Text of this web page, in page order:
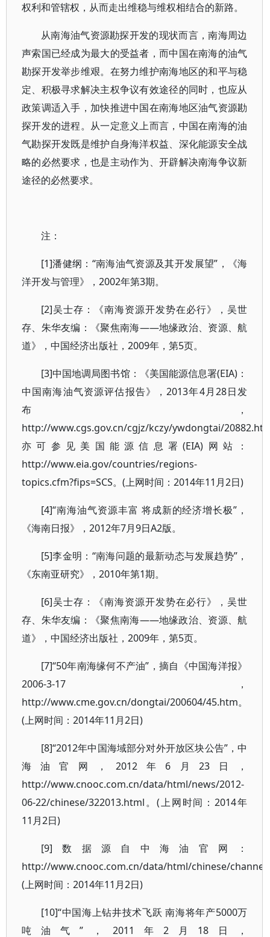
权利和管辖权，从而走出维稳与维权相结合的新路。
从南海油气资源勘探开发的现状而言，南海周边
声索国已经成为最大的受益者，而中国在南海的油气
勘探开发举步维艰。在努力维护南海地区的和平与稳
定、积极寻求解决主权争议有效途径的同时，也应从
政策调适入手，加快推进中国在南海地区油气资源勘
探开发的进程。从一定意义上而言，中国在南海的油
气勘探开发既是维护自身海洋权益、深化能源安全战
略的必然要求，也是主动作为、开辟解决南海争议新
途径的必然要求。
注：
[1]潘健纲：“南海油气资源及其开发展望”，《海
洋开发与管理》，2002年第3期。
[2]吴士存：《南海资源开发势在必行》，吴世
存、朱华友编：《聚焦南海——地缘政治、资源、航
道》，中国经济出版社，2009年，第5页。
[3]中国地调局图书馆：《美国能源信息署(EIA)：
中国南海油气资源评估报告》，2013年4月28日发
布，
http://www.cgs.gov.cn/cgjz/kczy/ywdongtai/
亦可参见美国能源信息署(EIA)网站：
http://www.eia.gov/countries/regions-
topics.cfm?fips=SCS。(上网时间：2014年11月2日)
[4]“南海油气资源丰富 将成新的经济增长极”，
《海南日报》，2012年7月9日A2版。
[5]李金明：“南海问题的最新动态与发展趋势”，
《东南亚研究》，2010年第1期。
[6]吴士存：《南海资源开发势在必行》，吴世
存、朱华友编：《聚焦南海——地缘政治、资源、航
道》，中国经济出版社，2009年，第5页。
[7]“50年南海缘何不产油”，摘自《中国海洋报》
2006-3-17，
http://www.cme.gov.cn/dongtai/200604/45.htm。
(上网时间：2014年11月2日)
[8]“2012年中国海域部分对外开放区块公告”，中
海油官网，2012年6月23日，
http://www.cnooc.com.cn/data/html/news/2012-
06-22/chinese/322013.html。(上网时间：2014年
11月2日)
[9]数据源自中海油官网：
http://www.cnooc.com.cn/data/html/chinese/
(上网时间：2014年11月2日)
[10]“中国海上钻井技术飞跃 南海将年产5000万
吨油气”，2011年2月18日，